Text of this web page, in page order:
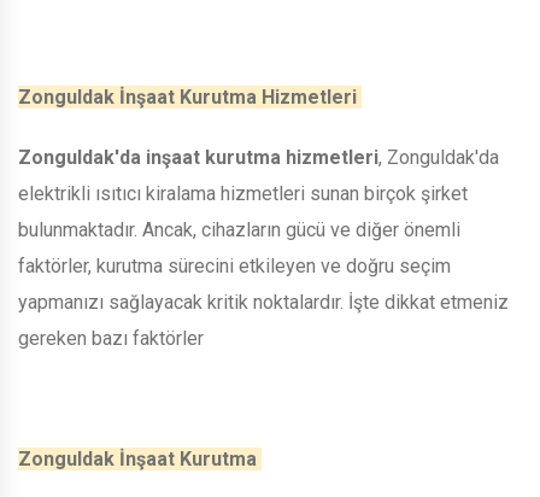
Zonguldak İnşaat Kurutma Hizmetleri
Zonguldak'da inşaat kurutma hizmetleri, Zonguldak'da
elektrikli ısıtıcı kiralama hizmetleri sunan birçok şirket
bulunmaktadır. Ancak, cihazların gücü ve diğer önemli
faktörler, kurutma sürecini etkileyen ve doğru seçim
yapmanızı sağlayacak kritik noktalardır. İşte dikkat etmeniz
gereken bazı faktörler
Zonguldak İnşaat Kurutma